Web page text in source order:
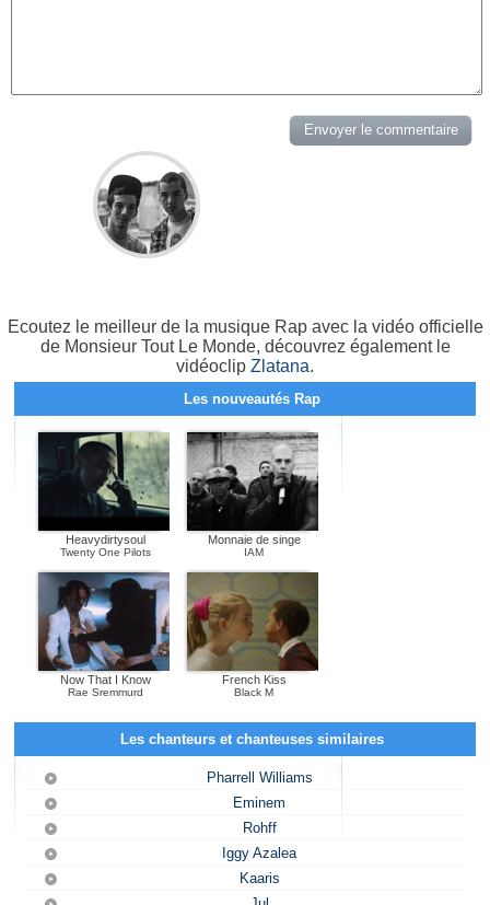
Ecoutez le meilleur de la musique Rap avec la vidéo officielle
de Monsieur Tout Le Monde, découvrez également le
vidéoclip Zlatana.
Les nouveautés Rap
Heavydirtysoul
Twenty One Pilots
Monnaie de singe
IAM
Now That I Know
Rae Sremmurd
French Kiss
Black M
Les chanteurs et chanteuses similaires
Pharrell Williams
Eminem
Rohff
Iggy Azalea
Kaaris